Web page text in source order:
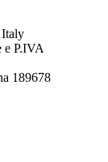
Italy
e P.IVA
189678